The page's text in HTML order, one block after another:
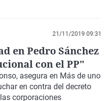
21/11/2019 09:31
en Pedro Sánchez
con el PP"
asegura en Más de uno
en contra del decreto
corporaciones